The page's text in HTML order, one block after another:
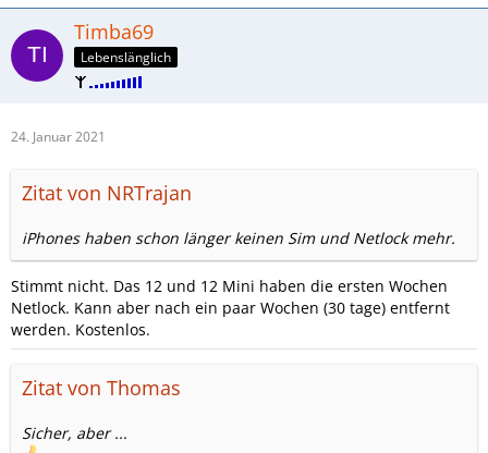
Timba69
Lebenslänglich
24. Januar 2021
Zitat von NRTrajan
iPhones haben schon länger keinen Sim und Netlock mehr.
Stimmt nicht. Das 12 und 12 Mini haben die ersten Wochen
Netlock. Kann aber nach ein paar Wochen (30 tage) entfernt
werden. Kostenlos.
Zitat von Thomas
Sicher, aber ...